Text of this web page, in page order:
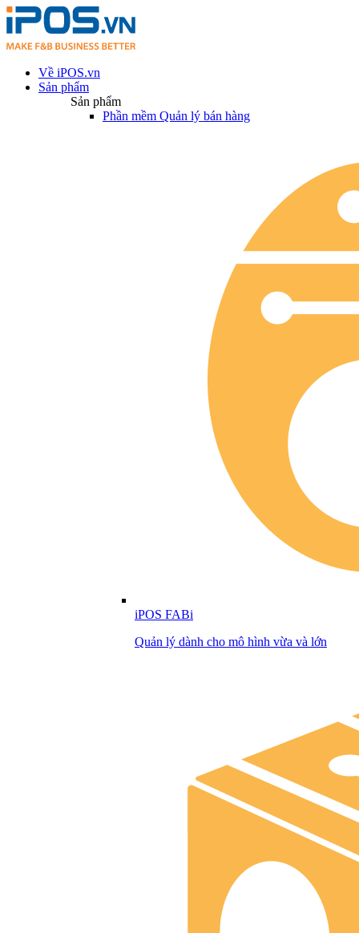
Về iPOS.vn
Sản phẩm
Sản phẩm
Phần mềm Quản lý bán hàng
iPOS FABi
Quản lý dành cho mô hình vừa và lớn